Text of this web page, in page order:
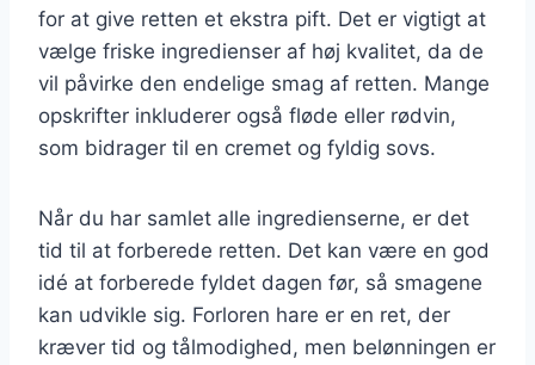
for at give retten et ekstra pift. Det er vigtigt at
vælge friske ingredienser af høj kvalitet, da de
vil påvirke den endelige smag af retten. Mange
opskrifter inkluderer også fløde eller rødvin,
som bidrager til en cremet og fyldig sovs.
Når du har samlet alle ingredienserne, er det
tid til at forberede retten. Det kan være en god
idé at forberede fyldet dagen før, så smagene
kan udvikle sig. Forloren hare er en ret, der
kræver tid og tålmodighed, men belønningen er